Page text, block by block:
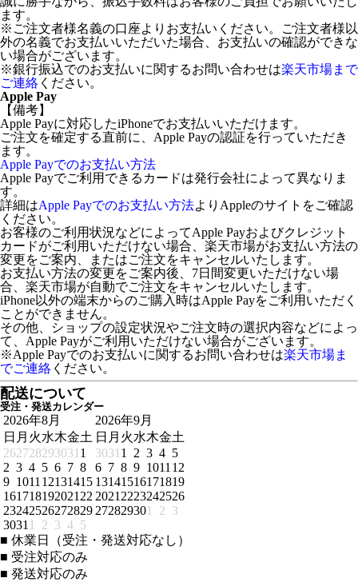
ます。
※ご注文者様名義の口座よりお支払いください。ご注文者様以
外の名義でお支払いいただいた場合、お支払いの確認ができな
い場合がございます。
※銀行振込でのお支払いに関するお問い合わせは楽天市場まで
ご連絡 ください。
Apple Pay
【備考】
Apple Payに対応したiPhoneでお支払いいただけます。
ご注文を確定する直前に、Apple Payの認証を行っていただき
ます。
Apple Payでのお支払い方法
Apple Payでご利用できるカードは発行会社によって異なりま
す。
詳細はApple Payでのお支払い方法よりAppleのサイトをご確認
ください。
お客様のご利用状況などによってApple Payおよびクレジット
カードがご利用いただけない場合、楽天市場がお支払い方法の
変更をご案内、またはご注文をキャンセルいたします。
お支払い方法の変更をご案内後、7日間変更いただけない場
合、楽天市場が自動でご注文をキャンセルいたします。
iPhone以外の端末からのご購入時はApple Payをご利用いただく
ことができません。
その他、ショップの設定状況やご注文時の選択内容などによっ
て、Apple Payがご利用いただけない場合がございます。
※Apple Payでのお支払いに関するお問い合わせは楽天市場ま
でご連絡 ください。
配送について
受注・発送カレンダー
2026年8月
日 月 火水木金土
262728293031 1
2 3 4 5 6 7 8
9 1011 12131415
161718192021 22
23242526272829
3031 1 2 3 4 5
2026年9月
日 月 火水木金土
3031 1 2 3 4 5
6 7 8 9 1011 12
13141516171819
2021 2223242526
272829301 2 3
■ 休業日（受注・発送対応なし）
■ 受注対応のみ
■ 発送対応のみ